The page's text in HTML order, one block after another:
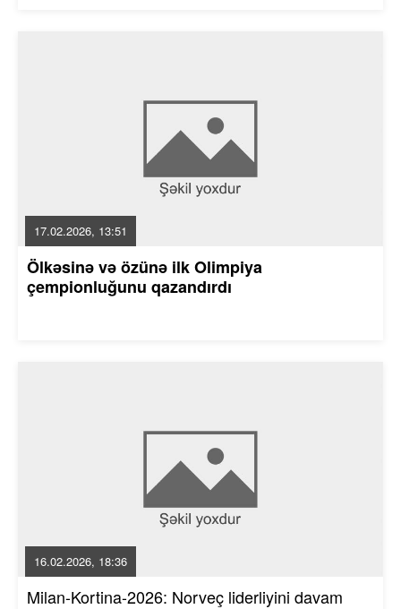
17.02.2026, 13:51
Ölkəsinə və özünə ilk Olimpiya
çempionluğunu qazandırdı
16.02.2026, 18:36
Milan-Kortina-2026: Norveç liderliyini davam